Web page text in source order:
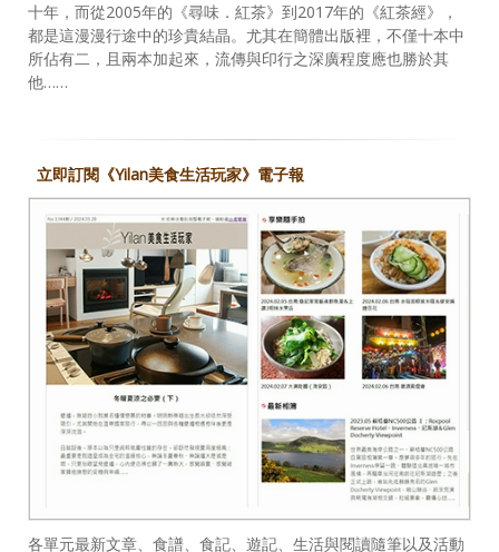
十年，而從2005年的《尋味．紅茶》到2017年的《紅茶經》，
都是這漫漫行途中的珍貴結晶。尤其在簡體出版裡，不僅十本中
所佔有二，且兩本加起來，流傳與印行之深廣程度應也勝於其
他……
立即訂閱《Yilan美食生活玩家》電子報
各單元最新文章、食譜、食記、遊記、生活與閱讀隨筆以及活動